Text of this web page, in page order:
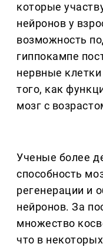
которые
нейронов у
возможность
гиппокампе
нервные
того, как
мозг с
Ученые более
способность
регенерации и
нейронов. За
множество
что в